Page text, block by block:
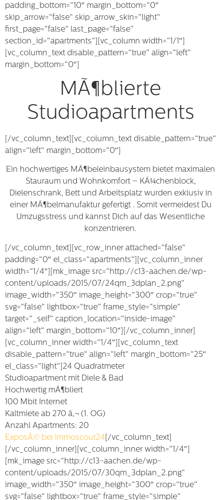
padding_bottom=“10″ margin_bottom=“0″
skip_arrow=“false“ skip_arrow_skin=“light“
first_page=“false“ last_page=“false“
section_id=“apartments“][vc_column width=“1/1″]
[vc_column_text disable_pattern=“true“ align=“left“
margin_bottom=“0″]
MÃ¶blierte
Studioapartments
[/vc_column_text][vc_column_text disable_pattern=“true“
align=“left“ margin_bottom=“0″]
Ein hochwertiges MÃ¶beleinbausystem bietet maximalen
Stauraum und Wohnkomfort – KÃ¼chenblock,
Dielenschrank, Bett und Arbeitsplatz wurden exklusiv in
einer MÃ¶belmanufaktur gefertigt . Somit vermeidest Du
Umzugsstress und kannst Dich auf das Wesentliche
konzentrieren.
[/vc_column_text][vc_row_inner attached=“false“
padding=“0″ el_class=“apartments“][vc_column_inner
width=“1/4″][mk_image src=“http://c13-aachen.de/wp-
content/uploads/2015/07/24qm_3dplan_2.png“
image_width=“350″ image_height=“300″ crop=“true“
svg=“false“ lightbox=“true“ frame_style=“simple“
target=“_self“ caption_location=“inside-image“
align=“left“ margin_bottom=“10″][/vc_column_inner]
[vc_column_inner width=“1/4″][vc_column_text
disable_pattern=“true“ align=“left“ margin_bottom=“25″
el_class=“light“]24 Quadratmeter
Studioapartment mit Diele & Bad
Hochwertig mÃ¶bliert
100 Mbit Internet
Kaltmiete ab 270 â‚¬ (1. OG)
Anzahl Apartments: 20
ExposÃ© bei Immoscout24 [/vc_column_text]
[/vc_column_inner][vc_column_inner width=“1/4″]
[mk_image src=“http://c13-aachen.de/wp-
content/uploads/2015/07/30qm_3dplan_2.png“
image_width=“350″ image_height=“300″ crop=“true“
svg=“false“ lightbox=“true“ frame_style=“simple“